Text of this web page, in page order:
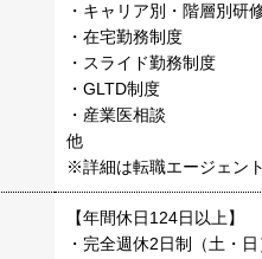
・キャリア別・階層別研
・在宅勤務制度
・スライド勤務制度
・GLTD制度
・産業医相談
他
※詳細は転職エージェン
【年間休日124日以上】
・完全週休2日制（土・日